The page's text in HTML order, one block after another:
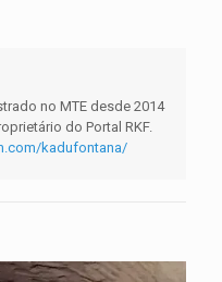
no MTE desde 2014
do Portal RKF.
kadufontana/